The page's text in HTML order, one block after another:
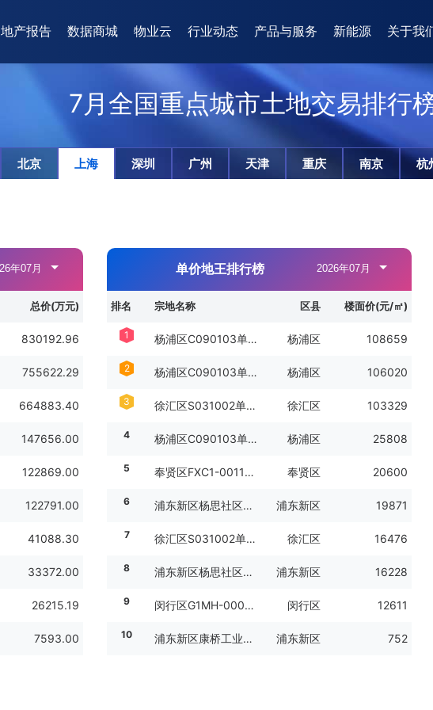
地产报告 数据商城 物业云 行业动态 产品与服务 新能源 关于我
7月全国重点城市土地交易排行
北京 上海 深圳 广州 天津 重庆 南京 杭
总价(万元)
830192.96
755622.29
664883.40
147656.00
122869.00
122791.00
41088.30
33372.00
26215.19
7593.00
单价地王排行榜
排名 宗地名称 区县 楼面价(元/㎡)
1 杨浦区C090103单元03A1-05地块 杨浦区 108659
2 杨浦区C090103单元03A2-02地块 杨浦区 106020
3 徐汇区S031002单元N06-38地块 徐汇区 103329
4 杨浦区C090103单元03A2-01地块 杨浦区 25808
5 奉贤区FXC1-0011单元C02B-06地块 奉贤区 20600
6 浦东新区杨思社区Z000602单元21Ab-01地块、经三路地上E、F地块及地下空间C地块、21Ca-01地块地下空间、经一路地下空间D地块 浦东新区 19871
7 徐汇区S031002单元N06-39地块 徐汇区 16476
8 浦东新区杨思社区Z000602单元21Aa-04地块 浦东新区 16228
9 闵行区G1MH-0001单元III-T01-F01-02A地块 闵行区 12611
10 浦东新区康桥工业区东区H06B-02地块 浦东新区 752